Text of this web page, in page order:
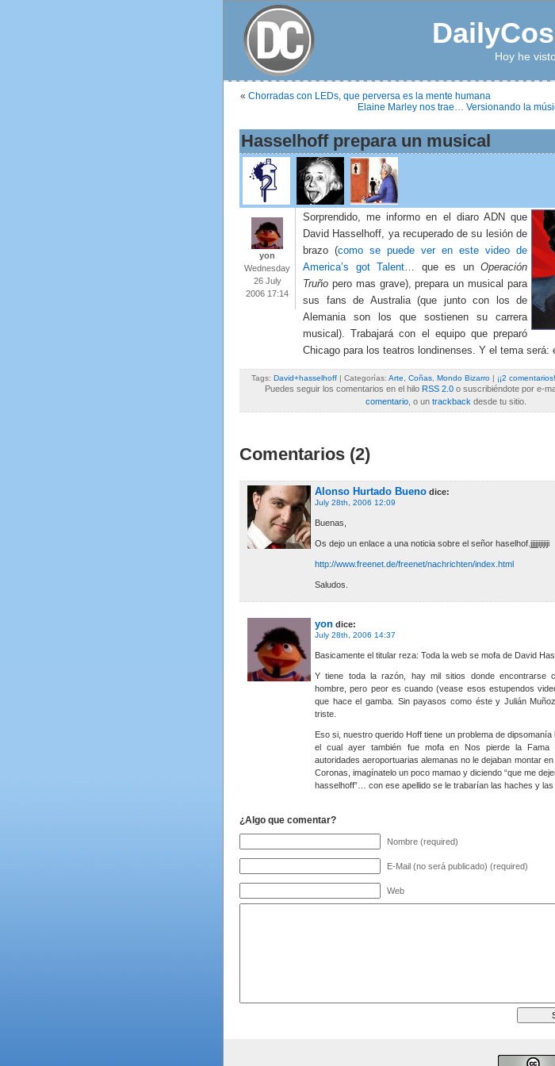
Hoy he
« Chorradas con LEDs, que perversa es la mente humana
Elaine Marley nos trae… Versionando la
Hasselhoff prepara un musical
yon
Wednesday
26 July
2006 17:14
Sorprendido, me informo en el diaro ADN que
David Hasselhoff, ya recuperado de su lesión de
brazo (como se puede ver en este video de
America’s got Talent … que es un Operación
Truño pero mas grave), prepara un musical para
sus fans de Australia (que junto con los de
Alemania son los que sostienen su carrera
musical). Trabajará con el equipo que preparó
Chicago para los teatros londinenses. Y el tema será:
Tags: David+hasselhoff | Categorías: Arte Coñas Mondo Bizarro | ¡¡2
Puedes seguir los comentarios en el hilo RSS 2.0o suscribiéndote por e-
comentario, o un trackback desde tu sitio.
Comentarios (2)
Alonso Hurtado Bueno dice:
July 28th, 2006 12:09
Buenas,
Os dejo un enlace a una noticia sobre el señor haselhof.jjjjjijijiji
http://www.freenet.de/freenet/nachrichten/index.html
Saludos.
yon dice:
July 28th, 2006 14:37
Basicamente el titular reza: Toda la web se mofa de David
Y tiene toda la razón, hay mil sitios donde encontrarse
hombre, pero peor es cuando (vease esos estupendos
que hace el gamba. Sin payasos como éste y Julián
triste.
Eso si, nuestro querido Hoff tiene un problema de
el cual ayer también fue mofa en Nos pierde la Fama
autoridades aeroportuarias alemanas no le dejaban montar
Coronas, imagínatelo un poco mamao y diciendo “que me
hasselhoff”… con ese apellido se le trabarían las haches y las
¿Algo que comentar?
Nombre (required)
E-Mail (no será publicado) (required)
Web